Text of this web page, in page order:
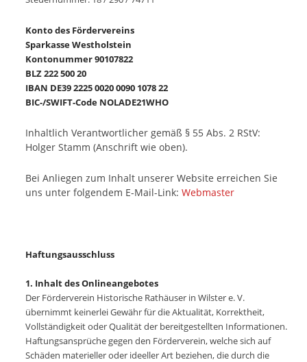
Konto des Fördervereins
Sparkasse Westholstein
Kontonummer 90107822
BLZ 222 500 20
IBAN DE39 2225 0020 0090 1078 22
BIC-/SWIFT-Code NOLADE21WHO
Inhaltlich Verantwortlicher gemäß § 55 Abs. 2 RStV:
Holger Stamm (Anschrift wie oben).
Bei Anliegen zum Inhalt unserer Website erreichen Sie
uns unter folgendem E-Mail-Link: Webmaster
Haftungsausschluss
1. Inhalt des Onlineangebotes
Der Förderverein Historische Rathäuser in Wilster e. V.
übernimmt keinerlei Gewähr für die Aktualität, Korrektheit,
Vollständigkeit oder Qualität der bereitgestellten Informationen.
Haftungsansprüche gegen den Förderverein, welche sich auf
Schäden materieller oder ideeller Art beziehen, die durch die